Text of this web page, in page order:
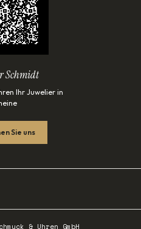
Schmidt
Ihr Juwelier in
Sie uns
& Uhren GmbH